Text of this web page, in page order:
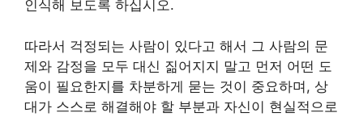
인식해 보도록 하십시오.
따라서 걱정되는 사람이 있다고 해서 그 사람의 문
제와 감정을 모두 대신 짊어지지 말고 먼저 어떤 도
움이 필요한지를 차분하게 묻는 것이 중요하며, 상
대가 스스로 해결해야 할 부분과 자신이 현실적으로